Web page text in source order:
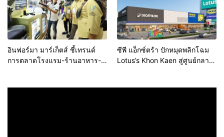
อินฟอร์มา มาร์เก็ตส์ ชี้เทรนด์
การตลาดโรงแรม-ร้านอาหาร-
ซีพี แอ็กซ์ตร้า ปักหมุดพลิกโฉม
Lotus’s Khon Kaen สู่ศูนย์กลาง